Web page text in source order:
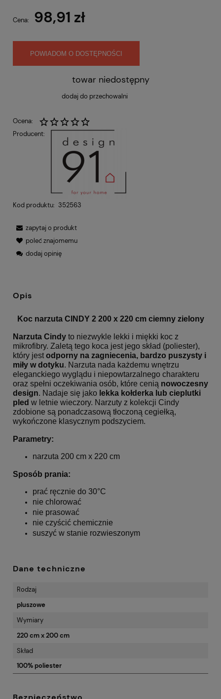
Cena: 98,91 zł
POWIADOM O DOSTĘPNOŚCI
towar niedostępny
dodaj do przechowalni
Ocena:
Producent:
Kod produktu: 352563
zapytaj o produkt
poleć znajomemu
dodaj opinię
Opis
Koc narzuta CINDY 2 200 x 220 cm ciemny zielony
Narzuta Cindy to niezwykle lekki i miękki koc z
mikrofibry. Zaletą tego koca jest jego skład (poliester),
który jest odporny na zagniecenia, bardzo puszysty i
miły w dotyku. Narzuta nada każdemu wnętrzu
eleganckiego wyglądu i niepowtarzalnego charakteru
oraz spełni oczekiwania osób, które cenią nowoczesny
design. Nadaje się jako lekka kołderka lub cieplutki
pled w letnie wieczory. Narzuty z kolekcji Cindy
zdobione są ponadczasową tłoczoną cegiełką,
wykończone klasycznym podszyciem.
Parametry:
narzuta 200 cm x 220 cm
Sposób prania:
prać ręcznie do 30°C
nie chlorować
nie prasować
nie czyścić chemicznie
suszyć w stanie rozwieszonym
Dane techniczne
Rodzaj
pluszowe
Wymiary
220 cm x 200 cm
Skład
100% poliester